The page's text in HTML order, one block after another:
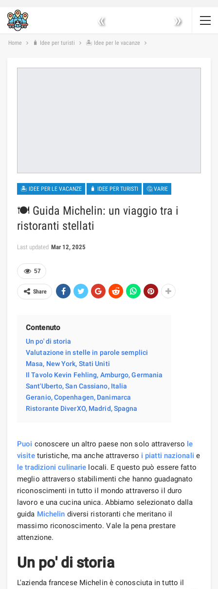
« »
Home 🧳 Idee per turisti 🏝 Idee per le vacanze
🏝 IDEE PER LE VACANZE 🧳 IDEE PER TURISTI 🤔 VARIE
🍽️ Guida Michelin: un viaggio tra i
ristoranti stellati
Last updated Mar 12, 2025
57
Share
Contenuto
Un po' di storia
Valutazione in stelle in parole semplici
Masa, New York, Stati Uniti
Il Tavolo Kevin Fehling, Amburgo, Germania
Sant'Uberto, San Cassiano, Italia
Geranio, Copenhagen, Danimarca
Ristorante DiverXO, Madrid, Spagna
Puoi conoscere un altro paese non solo attraverso le
visiteturistiche, ma anche attraverso i piatti nazionali e
le tradizioni culinarie locali. E questo può essere fatto
meglio attraverso stabilimenti che hanno guadagnato
riconoscimenti in tutto il mondo attraverso il duro
lavoro e una cucina unica. Abbiamo selezionato dalla
guida Michelin diversi ristoranti che meritano il
massimo riconoscimento. Vale la pena prestare
attenzione.
Un po' di storia
L'azienda francese Michelin è conosciuta in tutto il